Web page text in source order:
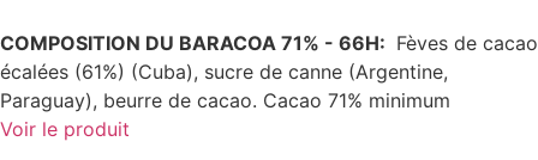
COMPOSITION DU BARACOA 71% - 66H: Fèves de cacao
écalées (61%) (Cuba), sucre de canne (Argentine,
Paraguay), beurre de cacao. Cacao 71% minimum
Voir le produit